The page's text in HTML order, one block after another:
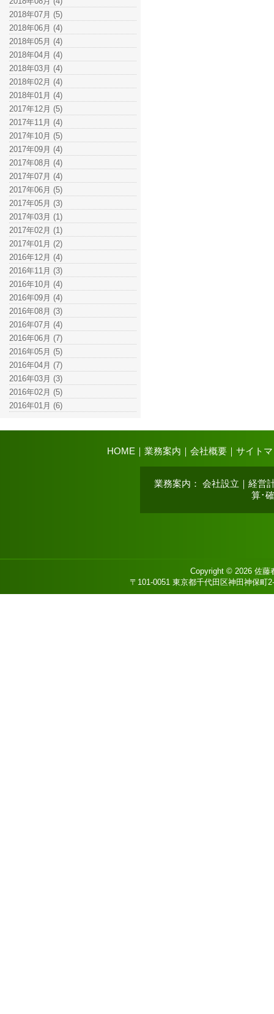
2018年07月 (5)
2018年06月 (4)
2018年05月 (4)
2018年04月 (4)
2018年03月 (4)
2018年02月 (4)
2018年01月 (4)
2017年12月 (5)
2017年11月 (4)
2017年10月 (5)
2017年09月 (4)
2017年08月 (4)
2017年07月 (4)
2017年06月 (5)
2017年05月 (3)
2017年03月 (1)
2017年02月 (1)
2017年01月 (2)
2016年12月 (4)
2016年11月 (3)
2016年10月 (4)
2016年09月 (4)
2016年08月 (3)
2016年07月 (4)
2016年06月 (7)
2016年05月 (5)
2016年04月 (7)
2016年03月 (3)
2016年02月 (5)
2016年01月 (6)
HOME ｜ 業務案内 ｜ 会社概要｜ サイト
業務案内 ： 会社設立 ｜ 経営
算･
Copyright © 2026 佐藤
〒101-0051 東京都千代田区神田神保町